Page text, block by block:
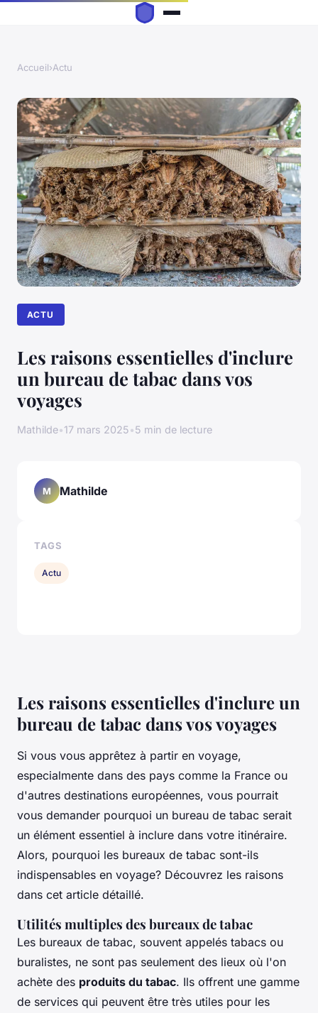
Accueil›Actu
ACTU
Les raisons essentielles d'inclure
un bureau de tabac dans vos
voyages
Mathilde•17 mars 2025•5 min de lecture
Les raisons essentielles d'inclure un
bureau de tabac dans vos voyages
Si vous vous apprêtez à partir en voyage,
especialmente dans des pays comme la France ou
d'autres destinations européennes, vous pourrait
vous demander pourquoi un bureau de tabac serait
un élément essentiel à inclure dans votre itinéraire.
Alors, pourquoi les bureaux de tabac sont-ils
indispensables en voyage? Découvrez les raisons
dans cet article détaillé.
Utilités multiples des bureaux de tabac
Les bureaux de tabac, souvent appelés tabacs ou
buralistes, ne sont pas seulement des lieux où l'on
achète des produits du tabac. Ils offrent une gamme
de services qui peuvent être très utiles pour les
M Mathilde
TAGS
Actu